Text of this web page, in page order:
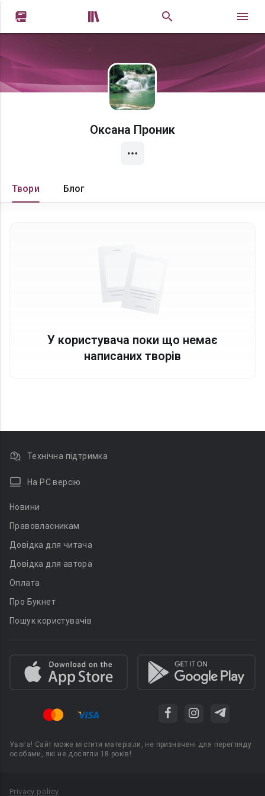
 
Оксана Проник
Твори Блог
У користувача поки що немає
написаних творів
Технічна підтримка
На PC версію
Новини
Правовласникам
Довідка для читача
Довідка для автора
Оплата
Про Букнет
Пошук користувачів
Увага! Сайт може містити матеріали, не призначені для перегляду
особами, які не досягли 18 років!
Privacy policy